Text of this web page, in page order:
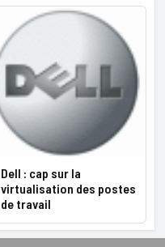
Dell : cap sur la
virtualisation des postes
de travail